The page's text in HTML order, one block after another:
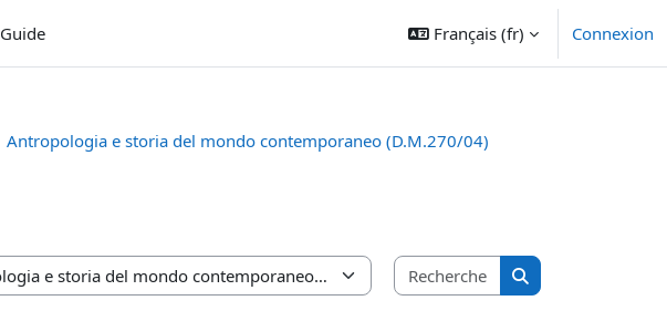
Guide Français ‎(fr)‎ Connexion
Antropologia e storia del mondo contemporaneo (D.M.270/04)
Rechercher des cours
Rechercher des